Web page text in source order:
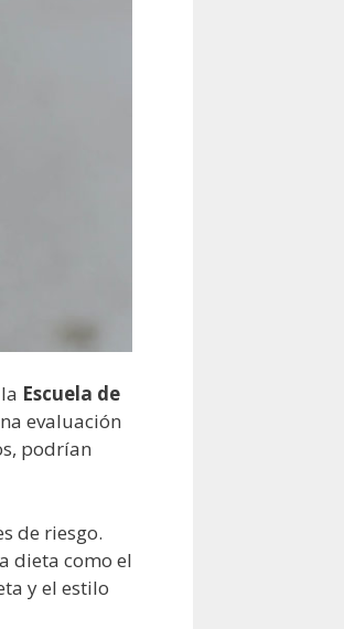
Escuela de
evaluación
podrían
de riesgo.
dieta como el
y el estilo